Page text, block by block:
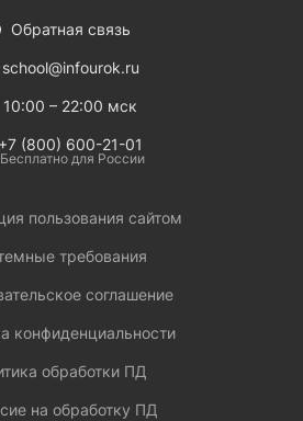
Обратная связь
school@infourok.ru
10:00 – 22:00 мск
+7 (800) 600-21-01
Бесплатно для России
пользования сайтом
требования
соглашение
конфиденциальности
обработки ПД
на обработку ПД